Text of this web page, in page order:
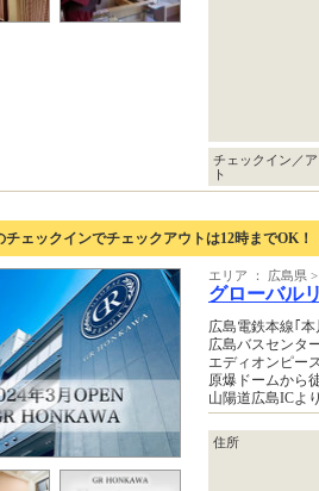
チェックイン／
ト
チェックインでチェックアウトは12時までOK！
エリア ： 広島県
グローバル
広島電鉄本線｢
広島バスセンタ
エディオンピー
原爆ドームから
山陽道広島ICよ
住所